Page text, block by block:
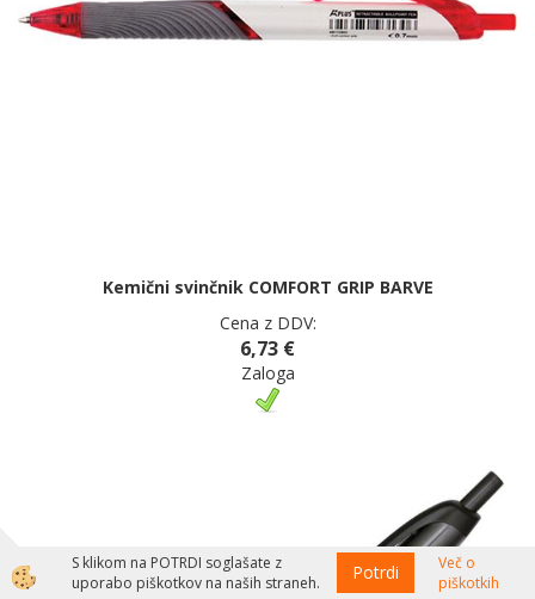
Kemični svinčnik COMFORT GRIP BARVE
Cena z DDV:
6,73 €
Zaloga
S klikom na POTRDI soglašate z
uporabo piškotkov na naših straneh.
Potrdi
Več o
piškotkih